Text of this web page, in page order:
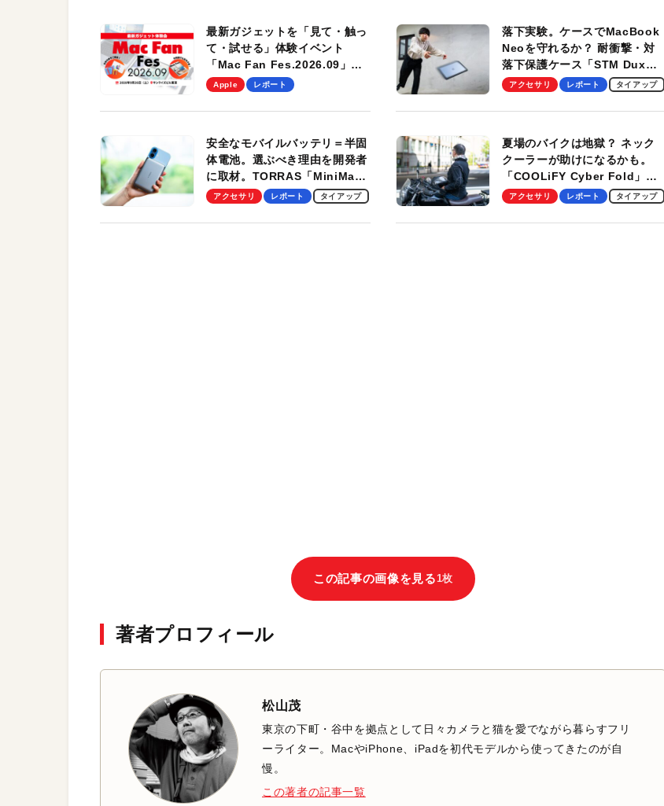
最新ガジェットを「見て・触っ
て・試せる」体験イベント
「Mac Fan Fes.2026.09」
を、9月26日（土）に開催しま
Apple レポート
落下実験。ケースでMacBook
Neoを守れるか？ 耐衝撃・対
落下保護ケース「STM Dux
Ultra」を検証。学生、ビジネ
適！
アクセサリ レポート タイアップ
安全なモバイルバッテリ＝半固
体電池。選ぶべき理由を開発者
に取材。TORRAS「MiniMag
Pro」の実機レビューも
アクセサリ レポート タイアップ
夏場のバイクは地獄？ ネック
クーラーが助けになるかも。
「COOLiFY Cyber Fold」レ
ビュー。冷却の速さ、密着する
性がグッド！
アクセサリ レポート タイアップ
この記事の画像を見る1枚
著者プロフィール
松山茂
東京の下町・谷中を拠点として日々カメラと猫を愛でながら暮らすフリ
ーライター。MacやiPhone、iPadを初代モデルから使ってきたのが自
慢。
この著者の記事一覧